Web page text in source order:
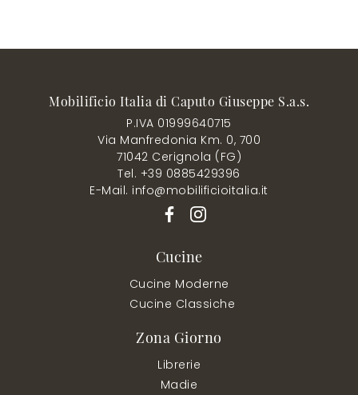
Mobilificio Italia di Caputo Giuseppe S.a.s.
P.IVA 01999640715
Via Manfredonia Km. 0, 700
71042 Cerignola (FG)
Tel. +39 0885429396
E-Mail. info@mobilificioitalia.it
Cucine
Cucine Moderne
Cucine Classiche
Zona Giorno
Librerie
Madie